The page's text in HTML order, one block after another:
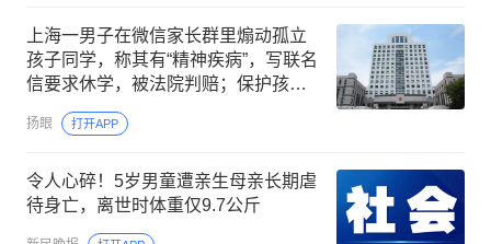
上海一男子在微信家长群里煽动孤立
孩子同学，称其有“精神疾病”，写联名
信要求休学，被法院判赔；保护孩子
不能以诽谤他人为代价
扬眼 打开APP
令人心碎！5岁男童遭亲生母亲长期虐
待身亡，离世时体重仅9.7公斤